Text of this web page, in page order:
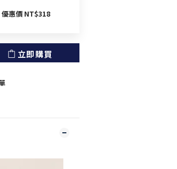
優惠價 NT$318
立即購買